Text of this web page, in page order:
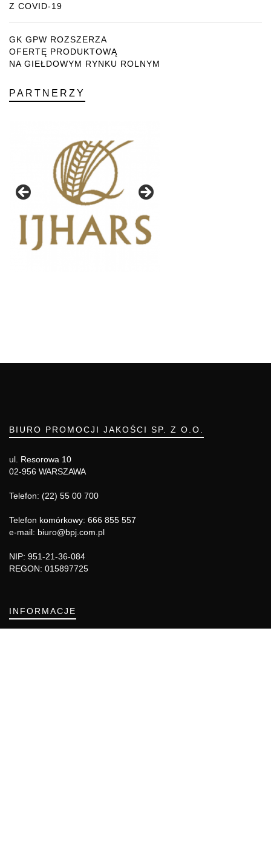
Z COVID-19
GK GPW ROZSZERZA
OFERTĘ PRODUKTOWĄ
NA GIEŁDOWYM RYNKU ROLNYM
PARTNERZY
BIURO PROMOCJI JAKOŚCI SP. Z O.O.
ul. Resorowa 10
02-956 WARSZAWA
Telefon: (22) 55 00 700
Telefon komórkowy: 666 855 557
e-mail: biuro@bpj.com.pl
NIP: 951-21-36-084
REGON: 015897725
INFORMACJE